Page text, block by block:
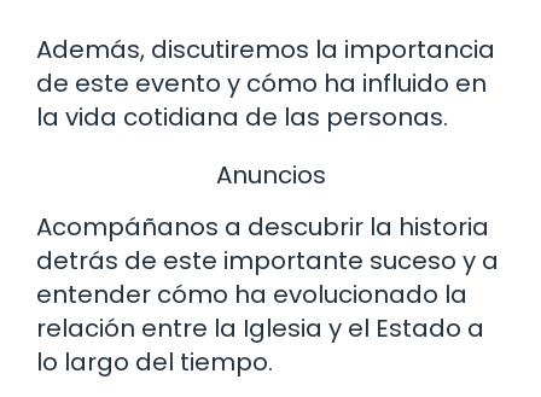
Además, discutiremos la importancia
de este evento y cómo ha influido en
la vida cotidiana de las personas.
Anuncios
Acompáñanos a descubrir la historia
detrás de este importante suceso y a
entender cómo ha evolucionado la
relación entre la Iglesia y el Estado a
lo largo del tiempo.